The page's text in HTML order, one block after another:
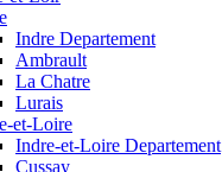
Indre Departement
Ambrault
La Chatre
Lurais
et-Loire
Indre-et-Loire Departement
Cussay